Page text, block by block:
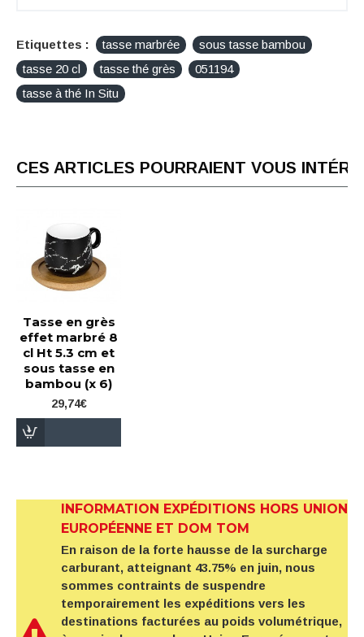
Etiquettes : tasse marbrée
sous tasse bambou
tasse 20 cl
tasse thé grès
051194
tasse à thé In Situ
CES ARTICLES POURRAIENT VOUS
Tasse en grès
effet marbré 8
cl Ht 5.3 cm et
sous tasse en
bambou (x 6)
29,74€
INFORMATION EXPÉDITIONS HORS UNION
EUROPÉENNE ET DOM TOM
En raison de la forte hausse de la surcharge
carburant, atteignant 43.75% en juin, nous
sommes contraints de suspendre
temporairement les expéditions vers les
destinations facturées au poids volumétrique,